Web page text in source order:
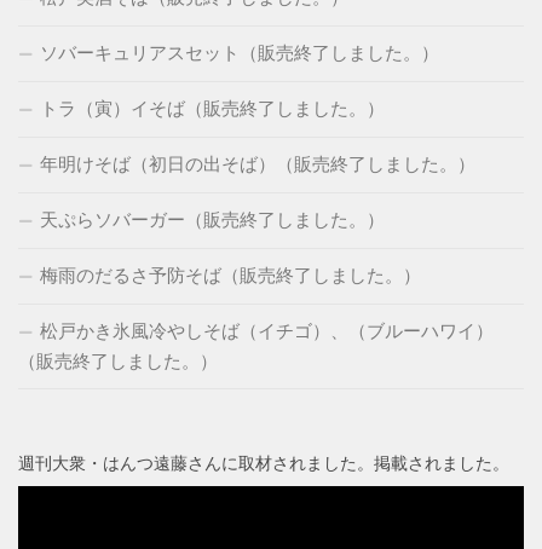
ソバーキュリアスセット（販売終了しました。）
トラ（寅）イそば（販売終了しました。）
年明けそば（初日の出そば）（販売終了しました。）
天ぷらソバーガー（販売終了しました。）
梅雨のだるさ予防そば（販売終了しました。）
松戸かき氷風冷やしそば（イチゴ）、（ブルーハワイ）
（販売終了しました。）
週刊大衆・はんつ遠藤さんに取材されました。掲載されました。